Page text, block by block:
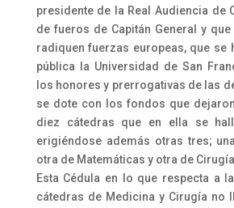
presidente de la Real Audiencia de
de fueros de Capitán General y
radiquen fuerzas europeas, que se
pública la Universidad de San
los honores y prerrogativas de las
se dote con los fondos que
diez cátedras que en ella se
erigiéndose además otras tres;
otra de Matemáticas y otra de
Esta Cédula en lo que respecta a
cátedras de Medicina y Cirugía no